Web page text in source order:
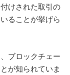
けされた取引の
ることが挙げら
ブロックチェー
が知られていま